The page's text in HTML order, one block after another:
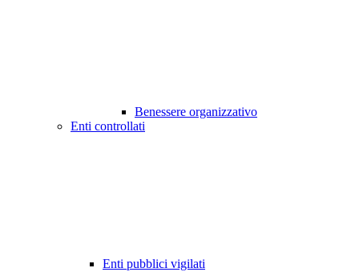
Benessere organizzativo
Enti controllati
Enti pubblici vigilati